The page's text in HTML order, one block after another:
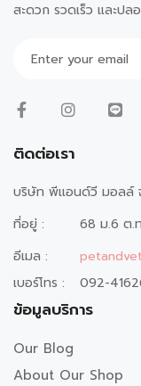
สะดวก รวดเร็ว และปล
ติดต่อเรา
บริษัท พีแอนด์วี มอลล์
ที่อยู่ :
68 ม.6 ต.
อีเมล :
เบอร์โทร :
092-
ข้อมูลบริการ
Our Blog
About Our Shop